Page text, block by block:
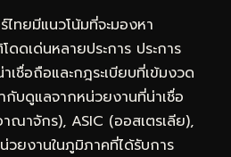
ทยมีแนวโน้มที่จะมองหา
ดเด่นหลายประการ ประการ
เชื่อถือและกฎระเบียบที่เข้มงวด
กับดูแลจากหน่วยงานที่น่าเชื่อ
ณาจักร), ASIC (ออสเตรเลีย),
วยงานในภูมิภาคที่ได้รับการ